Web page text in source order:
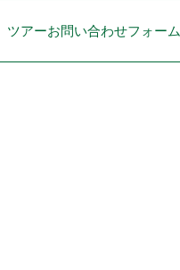
ツアーお問い合わせフォーム